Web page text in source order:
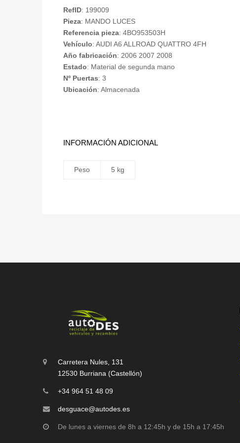
RefID: 199009
Pieza: MANDO LUCES
Referencia pieza: 4BO953503H
Vehículo: AUDI A6 ALLROAD QUATTRO 4FH
Año fabricación: 2006 2007 2008
Estado: Material de segunda mano
Nº Puertas: 3
Ubicación: Almacenada
INFORMACIÓN ADICIONAL
Peso 5 kg
Carretera Nules, 131
12530 Burriana (Castellón)
+34 964 51 48 09
desguace@autodes.es
De lunes a viernes de 8h a 12:45h y de 15h a 17:45h